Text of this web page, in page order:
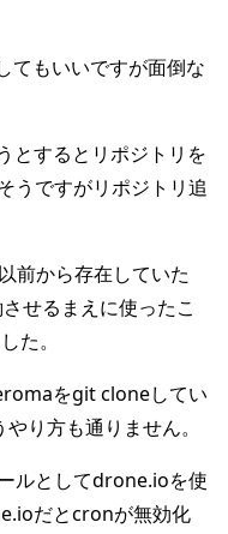
もいいですが面倒な
するとリポジトリを
うですがリポジトリ追
前から存在していた
せるまえに使ったこ
た。
をgit cloneしてい
り方も通りません。
ルとしてdrone.ioを使
だとcronが無効化